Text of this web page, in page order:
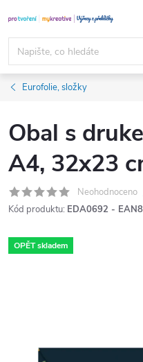
na
obsah
Eurofolie, složky
Obal s
A4, 32x23
Neohodnoceno
Kód produktu: EDA0692 -
OPĚT skladem